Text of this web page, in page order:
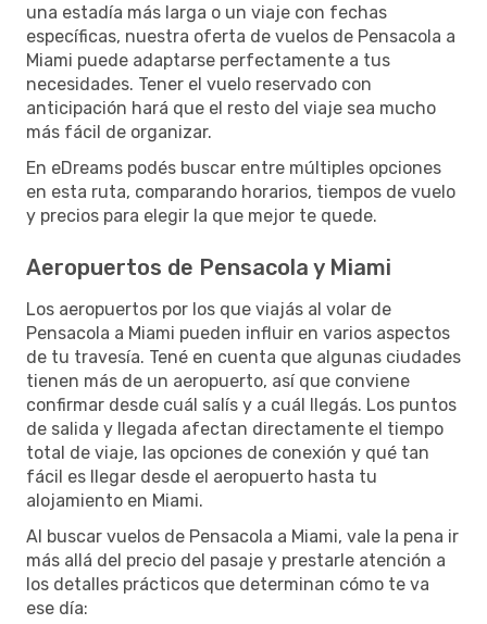
una estadía más larga o un viaje con fechas
específicas, nuestra oferta de vuelos de Pensacola a
Miami puede adaptarse perfectamente a tus
necesidades. Tener el vuelo reservado con
anticipación hará que el resto del viaje sea mucho
más fácil de organizar.
En eDreams podés buscar entre múltiples opciones
en esta ruta, comparando horarios, tiempos de vuelo
y precios para elegir la que mejor te quede.
Aeropuertos de Pensacola y Miami
Los aeropuertos por los que viajás al volar de
Pensacola a Miami pueden influir en varios aspectos
de tu travesía. Tené en cuenta que algunas ciudades
tienen más de un aeropuerto, así que conviene
confirmar desde cuál salís y a cuál llegás. Los puntos
de salida y llegada afectan directamente el tiempo
total de viaje, las opciones de conexión y qué tan
fácil es llegar desde el aeropuerto hasta tu
alojamiento en Miami.
Al buscar vuelos de Pensacola a Miami, vale la pena ir
más allá del precio del pasaje y prestarle atención a
los detalles prácticos que determinan cómo te va
ese día: